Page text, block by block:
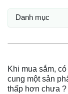
Danh mục
Khi mua sắm,
cung một sản
thấp hơn chưa ?